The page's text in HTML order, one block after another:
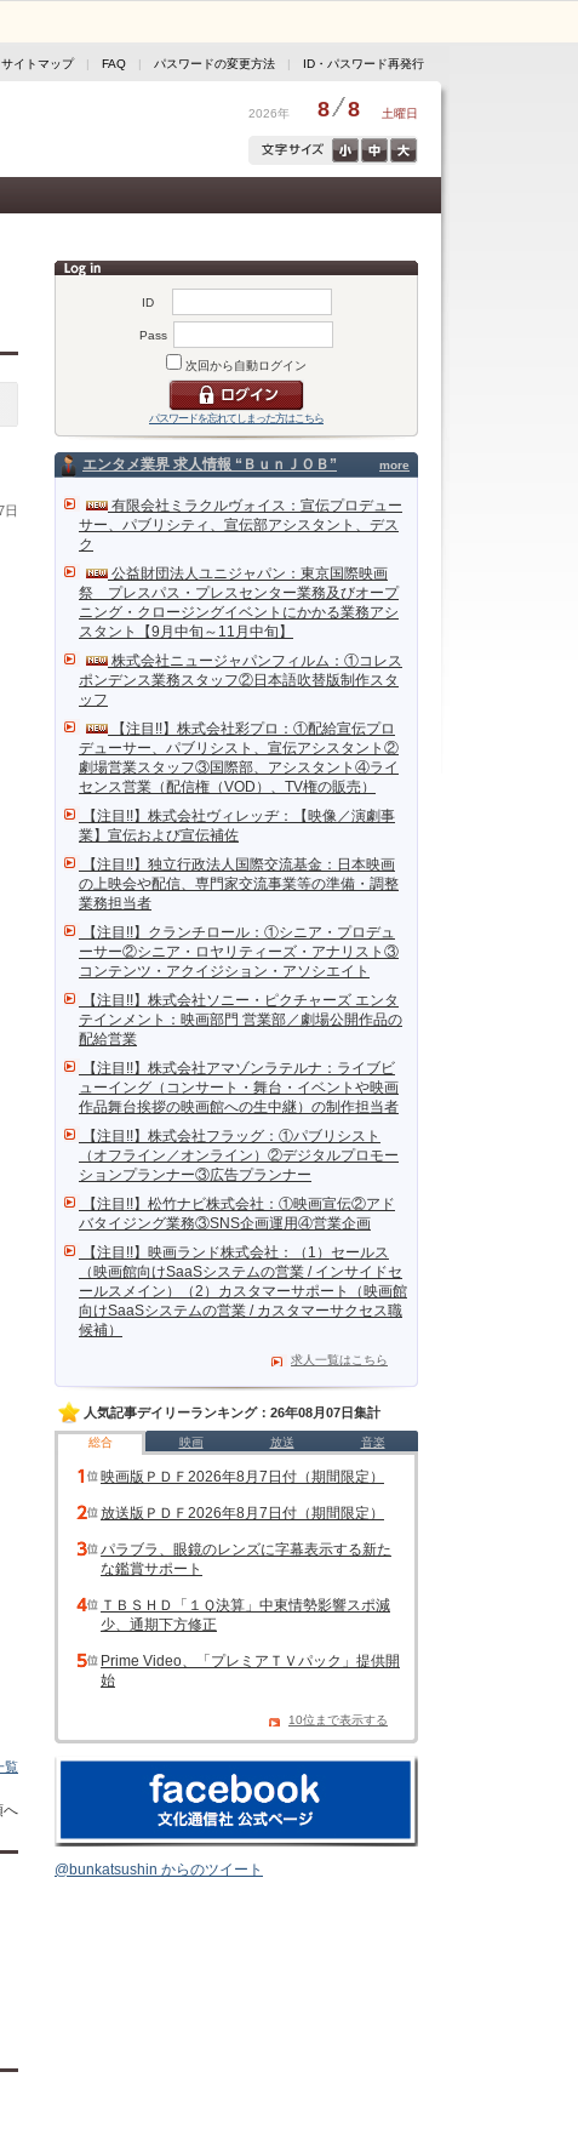
サイトマップ| FAQ | パスワードの変更方法 | ID・パスワード再発行
2026年 8 8 土曜日
ID
Pass
次回から自動ログイン
パスワードを忘れてしまった方はこちら
more
エンタメ業界 求人情報 “ＢｕｎＪＯＢ”
有限会社ミラクルヴォイス：宣伝プロデュー
サー、パブリシティ、宣伝部アシスタント、デス
ク
公益財団法人ユニジャパン：東京国際映画
祭 プレスパス・プレスセンター業務及びオープ
ニング・クロージングイベントにかかる業務アシ
スタント【9月中旬～11月中旬】
株式会社ニュージャパンフィルム：①コレス
ポンデンス業務スタッフ②日本語吹替版制作スタ
ッフ
【注目!!】株式会社彩プロ：①配給宣伝プロ
デューサー、パブリシスト、宣伝アシスタント②
劇場営業スタッフ③国際部、アシスタント④ライ
センス営業（配信権（VOD）、TV権の販売）
【注目!!】株式会社ヴィレッヂ：【映像／演劇事
業】宣伝および宣伝補佐
【注目!!】独立行政法人国際交流基金：日本映画
の上映会や配信、専門家交流事業等の準備・調整
業務担当者
【注目!!】クランチロール：①シニア・プロデュ
ーサー②シニア・ロヤリティーズ・アナリスト③
コンテンツ・アクイジション・アソシエイト
【注目!!】株式会社ソニー・ピクチャーズ エンタ
テインメント：映画部門 営業部／劇場公開作品の
配給営業
【注目!!】株式会社アマゾンラテルナ：ライブビ
ューイング（コンサート・舞台・イベントや映画
作品舞台挨拶の映画館への生中継）の制作担当者
【注目!!】株式会社フラッグ：①パブリシスト
（オフライン／オンライン）②デジタルプロモー
ションプランナー③広告プランナー
【注目!!】松竹ナビ株式会社：①映画宣伝②アド
バタイジング業務③SNS企画運用④営業企画
【注目!!】映画ランド株式会社：（1）セールス
（映画館向けSaaSシステムの営業 / インサイドセ
ールスメイン）（2）カスタマーサポート（映画館
向けSaaSシステムの営業 / カスタマーサクセス職
候補）
求人一覧はこちら
人気記事デイリーランキング：26年08月07日集計
総合 映画 放送 音楽
映画版ＰＤＦ2026年8月7日付（期間限定）
放送版ＰＤＦ2026年8月7日付（期間限定）
パラブラ、眼鏡のレンズに字幕表示する新た
な鑑賞サポート
ＴＢＳＨＤ「１Ｑ決算」中東情勢影響スポ減
少、通期下方修正
Prime Video、「プレミアＴＶパック」提供開
始
10位まで表示する
@bunkatsushin からのツイート
日
覧
へ